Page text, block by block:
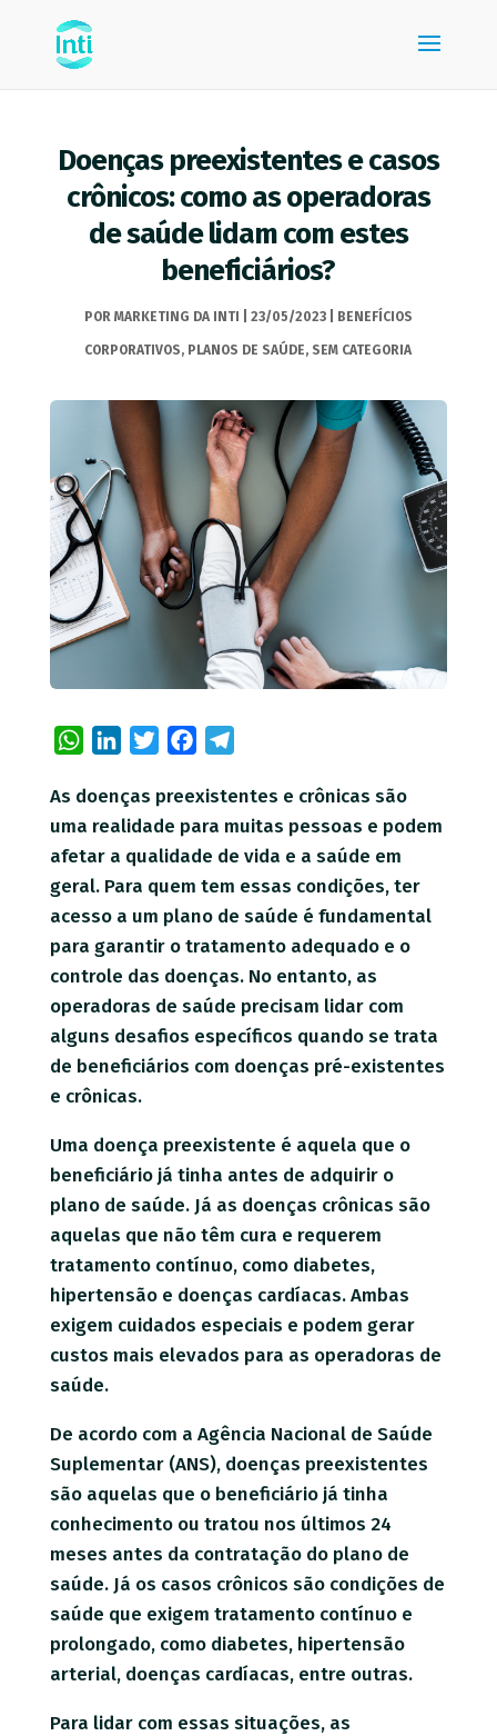
Doenças preexistentes e casos
crônicos: como as operadoras
de saúde lidam com estes
beneficiários?
POR MARKETING DA INTI 23/05/2023| BENEFÍCIOS
CORPORATIVOS, PLANOS DE SAÚDE, SEM CATEGORIA
WhatsApp
LinkedInTwitterFacebook
As doenças preexistentes e crônicas são
uma realidade para muitas pessoas e podem
afetar a qualidade de vida e a saúde em
geral. Para quem tem essas condições, ter
acesso a um plano de saúde é fundamental
para garantir o tratamento adequado e o
controle das doenças. No entanto, as
operadoras de saúde precisam lidar com
alguns desafios específicos quando se trata
de beneficiários com doenças pré-existentes
e crônicas.
Uma doença preexistente é aquela que o
beneficiário já tinha antes de adquirir o
plano de saúde. Já as doenças crônicas são
aquelas que não têm cura e requerem
tratamento contínuo, como diabetes,
hipertensão e doenças cardíacas. Ambas
exigem cuidados especiais e podem gerar
custos mais elevados para as operadoras de
saúde.
De acordo com a Agência Nacional de Saúde
Suplementar (ANS), doenças preexistentes
são aquelas que o beneficiário já tinha
conhecimento ou tratou nos últimos 24
meses antes da contratação do plano de
saúde. Já os casos crônicos são condições de
saúde que exigem tratamento contínuo e
prolongado, como diabetes, hipertensão
arterial, doenças cardíacas, entre outras.
Para lidar com essas situações, as